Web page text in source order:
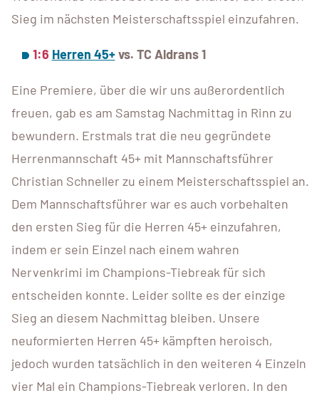
Sieg im nächsten Meisterschaftsspiel einzufahren.
1:6 Herren 45+vs. TC Aldrans 1
Eine Premiere, über die wir uns außerordentlich
freuen, gab es am Samstag Nachmittag in Rinn zu
bewundern. Erstmals trat die neu gegründete
Herrenmannschaft 45+ mit Mannschaftsführer
Christian Schneller zu einem Meisterschaftsspiel an.
Dem Mannschaftsführer war es auch vorbehalten
den ersten Sieg für die Herren 45+ einzufahren,
indem er sein Einzel nach einem wahren
Nervenkrimi im Champions-Tiebreak für sich
entscheiden konnte. Leider sollte es der einzige
Sieg an diesem Nachmittag bleiben. Unsere
neuformierten Herren 45+ kämpften heroisch,
jedoch wurden tatsächlich in den weiteren 4 Einzeln
vier Mal ein Champions-Tiebreak verloren. In den